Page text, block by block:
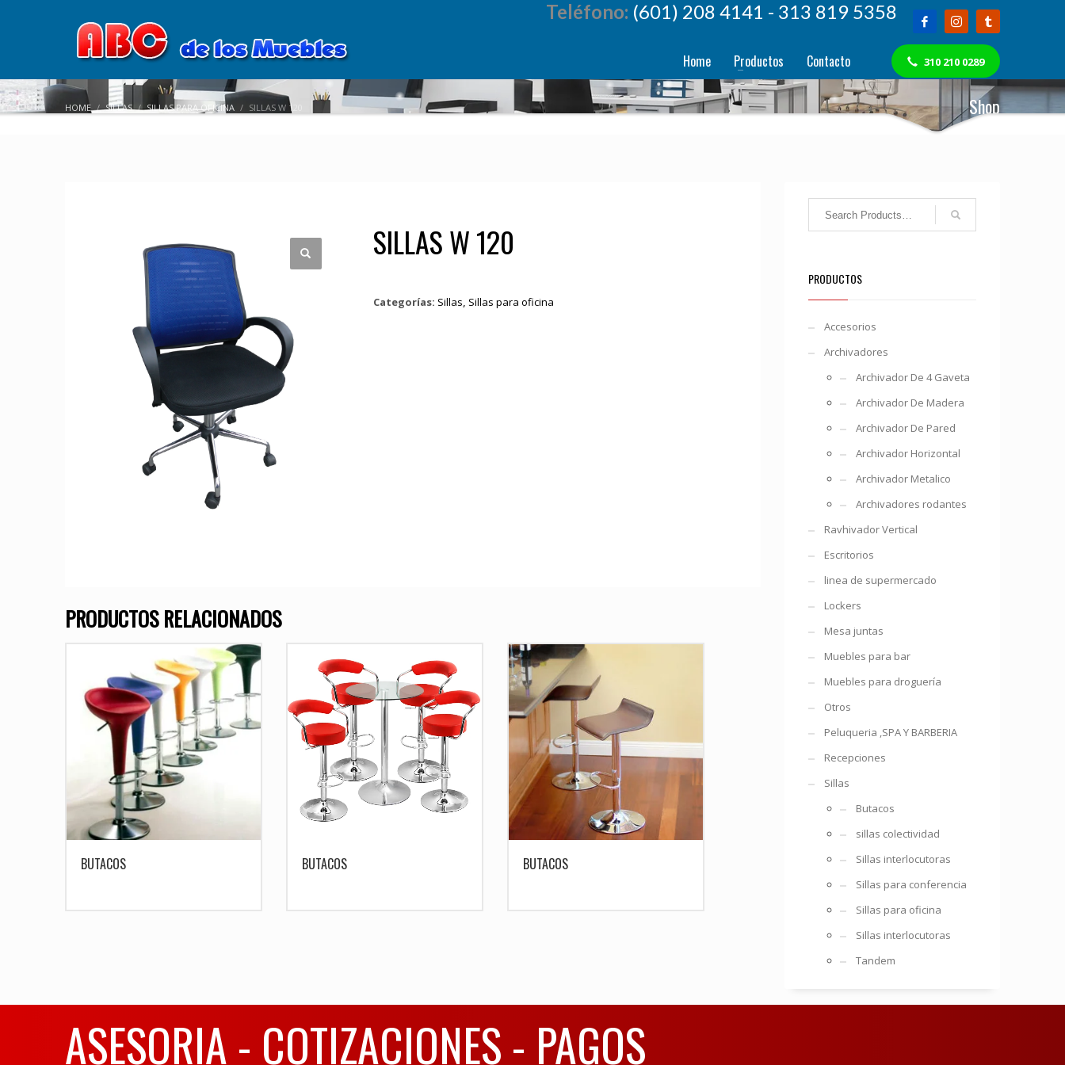
Teléfono: (601) 208 4141 - 313 819 5358
Home Productos Contacto 310 210 0289
HOME SILLAS SILLAS PARA OFICINA SILLAS W 120 Shop
SILLAS W 120
Categorías: Sillas, Sillas para oficina
PRODUCTOS RELACIONADOS
BUTACOS BUTACOS BUTACOS
PRODUCTOS
Accesorios
Archivadores
Archivador De 4 Gaveta
Archivador De Madera
Archivador De Pared
Archivador Horizontal
Archivador Metalico
Archivadores rodantes
Ravhivador Vertical
Escritorios
linea de supermercado
Lockers
Mesa juntas
Muebles para bar
Muebles para droguería
Otros
Peluqueria ,SPA Y BARBERIA
Recepciones
Sillas
Butacos
sillas colectividad
Sillas interlocutoras
Sillas para conferencia
Sillas para oficina
Sillas interlocutoras
Tandem
ASESORIA - COTIZACIONES - PAGOS